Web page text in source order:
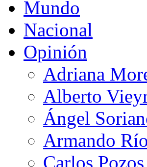
Mundo
Nacional
Opinión
Adriana
Alberto
Ángel
Armando
Carlos Pozos